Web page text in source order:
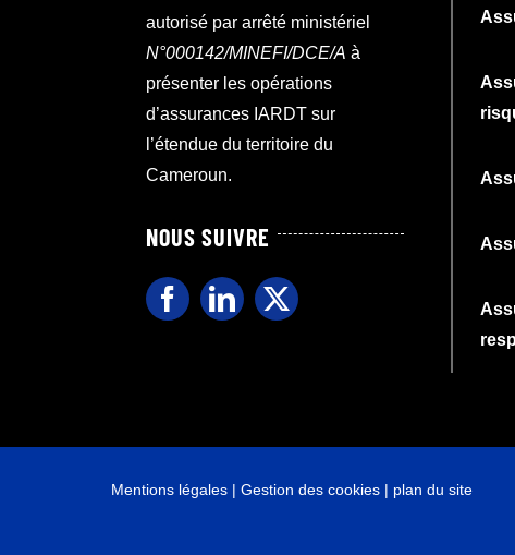
autorisé par arrêté ministériel
N°000142/MINEFI/DCE/A à
présenter les opérations
d’assurances IARDT sur
l’étendue du territoire du
Cameroun.
NOUS SUIVRE
Mentions légales| Gestion des cookies| plan du site